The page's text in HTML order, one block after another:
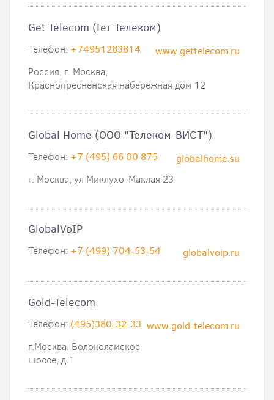
Get Telecom (Гет Телеком)
www.gettelecom.ru
Телефон: +74951283814
Россия, г. Москва,
Краснопресненская набережная дом 12
Global Home (ООО "Телеком-ВИСТ")
globalhome.su
Телефон: +7 (495) 66 00 875
г. Москва, ул Миклухо-Маклая 23
GlobalVoIP
globalvoip.ru
Телефон: +7 (499) 704-53-54
Gold-Telecom
www.gold-telecom.ru
Телефон: (495)380-32-33
г.Москва, Волоколамское
шоссе, д.1